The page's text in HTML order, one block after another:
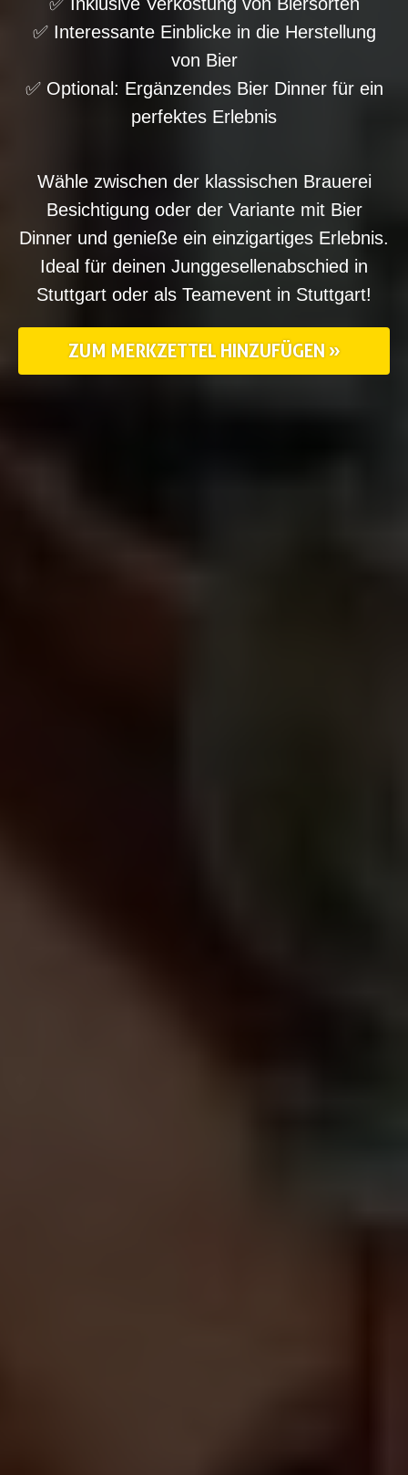
✅ Interessante Einblicke in die Herstellung
von Bier
✅ Optional: Ergänzendes Bier Dinner für ein
perfektes Erlebnis
Wähle zwischen der klassischen Brauerei
Besichtigung oder der Variante mit Bier
Dinner und genieße ein einzigartiges Erlebnis.
Ideal für deinen Junggesellenabschied in
Stuttgart oder als Teamevent in Stuttgart!
ZUM MERKZETTEL HINZUFÜGEN »